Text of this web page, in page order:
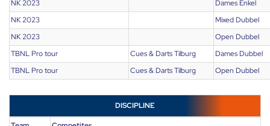
NK 2023
Dames Enkel
NK 2023
Mixed Dubbel
NK 2023
Open Dubbel
TBNL Pro tour
Cues & Darts Tilburg
Dames Dubbel
TBNL Pro tour
Cues & Darts Tilburg Open Dubbel
DISCIPLINE